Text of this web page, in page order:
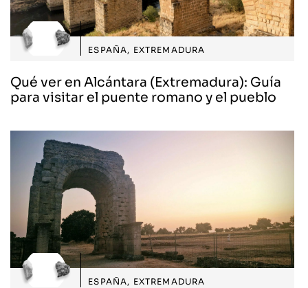
ESPAÑA, EXTREMADURA
Qué ver en Alcántara (Extremadura): Guía
para visitar el puente romano y el pueblo
ESPAÑA, EXTREMADURA